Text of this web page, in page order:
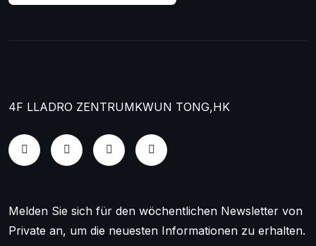
4F LLADRO ZENTRUMKWUN TONG,HK
Melden Sie sich für den wöchentlichen Newsletter von
Private an, um die neuesten Informationen zu erhalten.